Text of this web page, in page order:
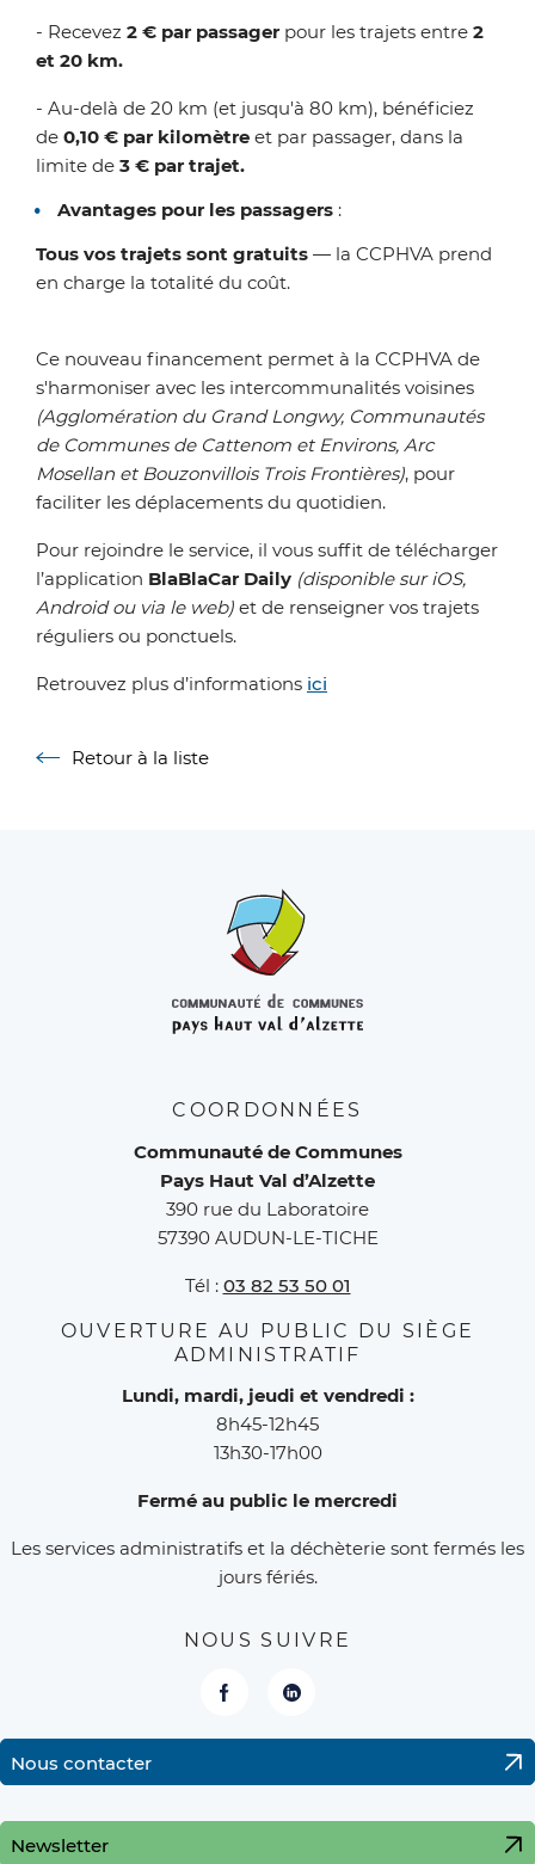
- Recevez 2 € par passager pour les trajets entre 2
et 20 km.
- Au-delà de 20 km (et jusqu'à 80 km), bénéficiez
de 0,10 € par kilomètre et par passager, dans la
limite de 3 € par trajet.
Avantages pour les passagers :
Tous vos trajets sont gratuits — la CCPHVA prend
en charge la totalité du coût.
Ce nouveau financement permet à la CCPHVA de
s'harmoniser avec les intercommunalités voisines
(Agglomération du Grand Longwy, Communautés
de Communes de Cattenom et Environs, Arc
Mosellan et Bouzonvillois Trois Frontières), pour
faciliter les déplacements du quotidien.
Pour rejoindre le service, il vous suffit de télécharger
l’application BlaBlaCar Daily (disponible sur iOS,
Android ou via le web) et de renseigner vos trajets
réguliers ou ponctuels.
Retrouvez plus d’informations ici
Retour à la liste
Retour à la liste
COORDONNÉES
Communauté de Communes
Pays Haut Val d’Alzette
390 rue du Laboratoire
57390 AUDUN-LE-TICHE
Tél : 03 82 53 50 01
OUVERTURE AU PUBLIC DU SIÈGE
ADMINISTRATIF
Lundi, mardi, jeudi et vendredi :
8h45-12h45
13h30-17h00
Fermé au public le mercredi
Les services administratifs et la déchèterie sont fermés les
jours fériés.
NOUS SUIVRE
FacebookLinkedIn
Nous contacter
Newsletter